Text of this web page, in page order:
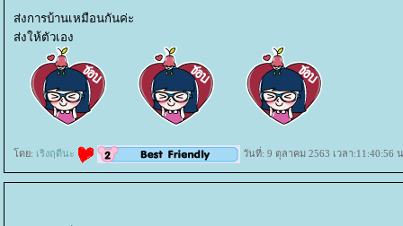
ส่งการบ้านเหมือนกันค่ะ
ส่งให้ตัวเอง
ดย: เริงฤดีนะ วันที่: 9 ตุลาคม 2563 เวลา:11:40:56